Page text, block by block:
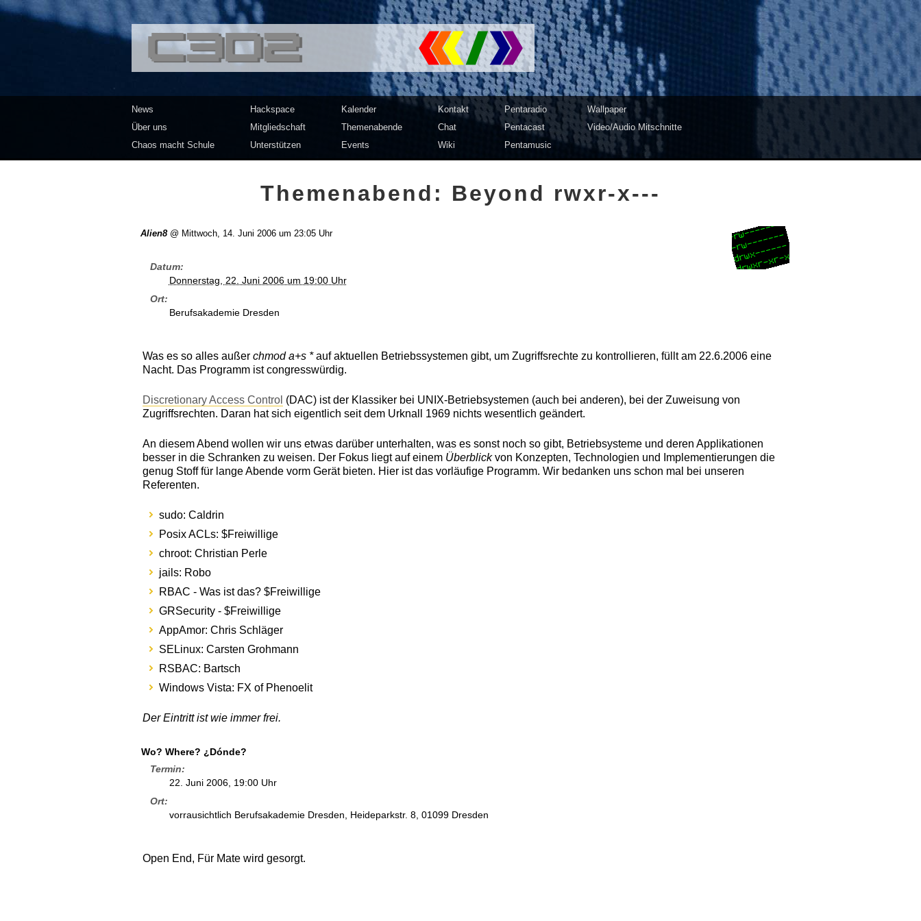
<<</>> Chaos Computer Club Dresden | c3d2
News
Über uns
Chaos macht Schule
Hackspace
Mitgliedschaft
Unterstützen
Kalender
Themenabende
Events
Kontakt
Chat
Wiki
Pentaradio
Pentacast
Pentamusic
Wallpaper
Video/Audio Mitschnitte
Themenabend: Beyond rwxr-x---
Alien8@ Mittwoch, 14. Juni 2006 um 23:05 Uhr
Datum
Donnerstag, 22. Juni 2006 um 19:00 Uhr
Ort
Berufsakademie Dresden
Was es so alles außer chmod a+s *auf aktuellen Betriebssystemen gibt, um Zugriffsrechte zu kontrollieren, füllt am 22.6.2006 eine
Nacht. Das Programm ist congresswürdig.
Discretionary Access Control (DAC) ist der Klassiker bei UNIX-Betriebsystemen (auch bei anderen), bei der Zuweisung von
Zugriffsrechten. Daran hat sich eigentlich seit dem Urknall 1969 nichts wesentlich geändert.
An diesem Abend wollen wir uns etwas darüber unterhalten, was es sonst noch so gibt, Betriebsysteme und deren Applikationen
besser in die Schranken zu weisen. Der Fokus liegt auf einem Überblickvon Konzepten, Technologien und Implementierungen die
genug Stoff für lange Abende vorm Gerät bieten. Hier ist das vorläufige Programm. Wir bedanken uns schon mal bei unseren
Referenten.
sudo: Caldrin
Posix ACLs: $Freiwillige
chroot: Christian Perle
jails: Robo
RBAC - Was ist das? $Freiwillige
GRSecurity - $Freiwillige
AppAmor: Chris Schläger
SELinux: Carsten Grohmann
RSBAC: Bartsch
Windows Vista: FX of Phenoelit
Der Eintritt ist wie immer frei.
Wo? Where? ¿Dónde?
Termin
22. Juni 2006, 19:00 Uhr
Ort
vorrausichtlich Berufsakademie Dresden, Heideparkstr. 8, 01099 Dresden
Open End, Für Mate wird gesorgt.